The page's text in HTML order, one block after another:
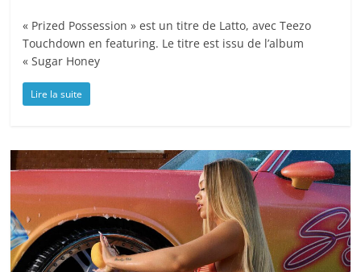
« Prized Possession » est un titre de Latto, avec Teezo
Touchdown en featuring. Le titre est issu de l’album
« Sugar Honey
Lire la suite